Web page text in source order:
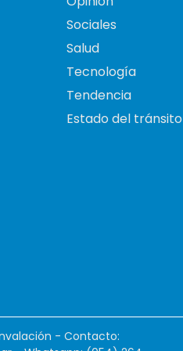
Sociales
Salud
Tecnología
Tendencia
Estado del tránsito
- Contacto: